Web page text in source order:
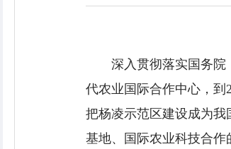
深入贯彻落实国务
代农业国际合作中心，到
把杨凌示范区建设成为
基地、国际农业科技合作